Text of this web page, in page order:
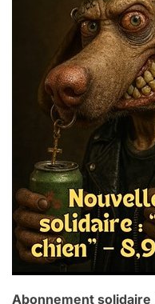
Abonnement solidaire